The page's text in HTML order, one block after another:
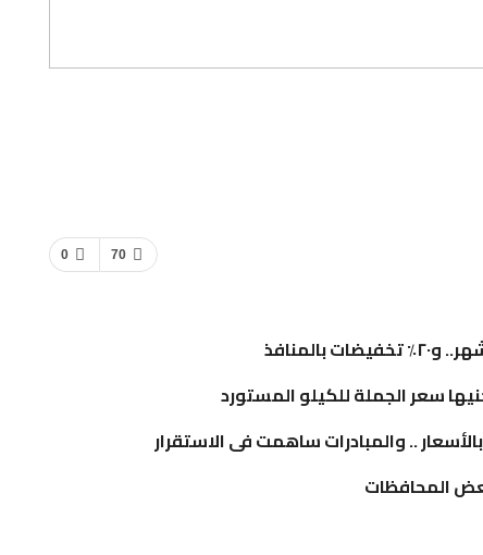
0 70
.. والمبادرات ساهمت فى الاستقرار
المحافظات